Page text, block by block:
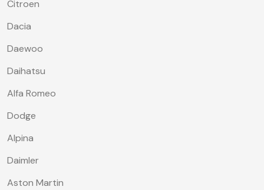
Citroen
Dacia
Daewoo
Daihatsu
Alfa Romeo
Dodge
Alpina
Daimler
Aston Martin